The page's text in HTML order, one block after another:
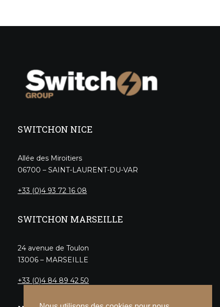
SWITCHON NICE
Allée des Miroitiers
06700 – SAINT-LAURENT-DU-VAR
+33 (0)4 93 72 16 08
SWITCHON MARSEILLE
24 avenue de Toulon
13006 – MARSEILLE
+33 (0)4 84 89 42 50